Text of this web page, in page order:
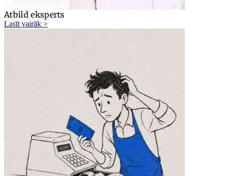
Atbild eksperts
Lasīt vairāk >